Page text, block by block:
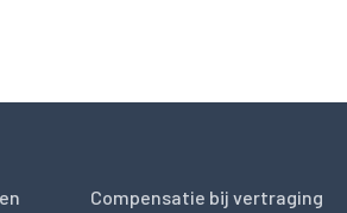
Compensatie bij vertraging